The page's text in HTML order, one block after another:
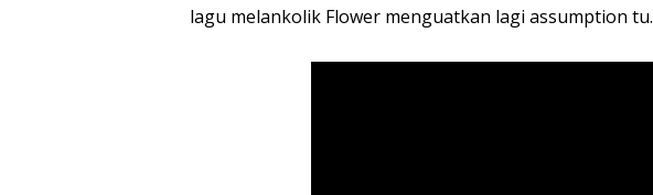
lagu melankolik Flower menguatkan lagi assumption tu.